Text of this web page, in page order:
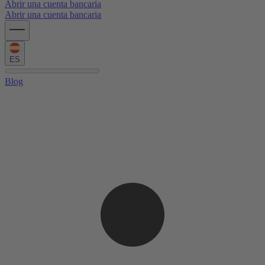
Abrir una cuenta bancaria
Abrir una cuenta bancaria
ES
Blog